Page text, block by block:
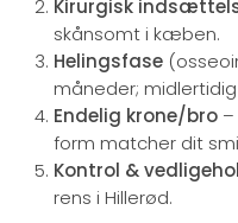
Kirurgisk
skånsomt i kæben.
Helingsfase
måneder;
Endelig krone/bro
form matcher dit
Kontrol &
rens i Hillerød.